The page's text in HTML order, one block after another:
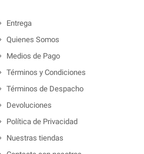
Entrega
Quienes Somos
Medios de Pago
Términos y Condiciones
Términos de Despacho
Devoluciones
Política de Privacidad
Nuestras tiendas